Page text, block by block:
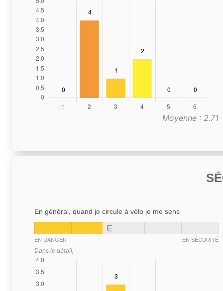
Moyenne : 2.71
En général, quand je circule à vélo je me sens
E
EN DANGER EN SÉCURITÉ
Dans le détail,